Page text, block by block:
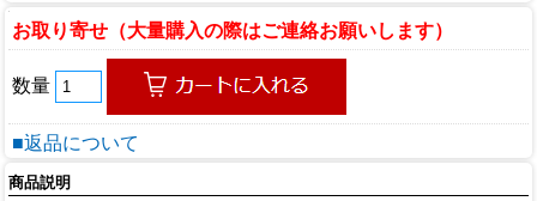
お取り寄せ（大量購入の際はご連絡お願いします）
数量
■返品について
商品説明